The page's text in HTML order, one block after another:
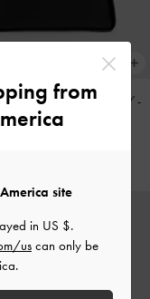
ュリン ショルダーバッグ-
from
site
in US $.
uscan only be